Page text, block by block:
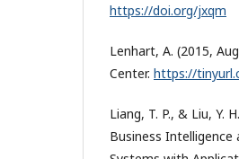
https://doi.org/jxqm
Lenhart, A. (2015,
Center. https://
Liang, T. P., & Liu, Y.
Business